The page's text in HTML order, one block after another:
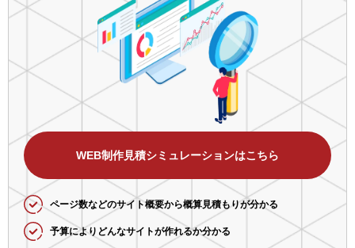
WEB制作見積シミュレーションはこちら
ページ数などのサイト概要から概算見積もりが分かる
予算によりどんなサイトが作れるか分かる